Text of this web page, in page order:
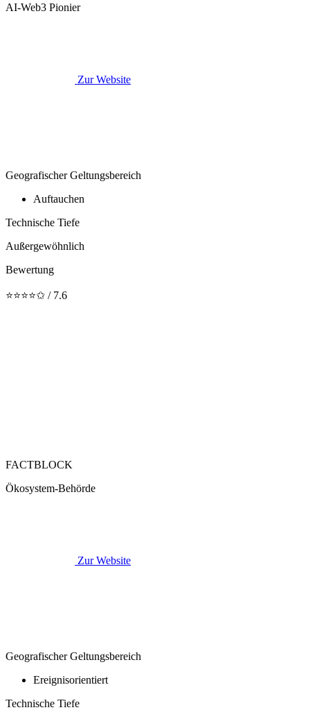
AI-Web3 Pionier
Zur Website
Geografischer Geltungsbereich
Auftauchen
Technische Tiefe
Außergewöhnlich
Bewertung
⭐⭐⭐⭐✩ / 7.6
FACTBLOCK
Ökosystem-Behörde
Zur Website
Geografischer Geltungsbereich
Ereignisorientiert
Technische Tiefe